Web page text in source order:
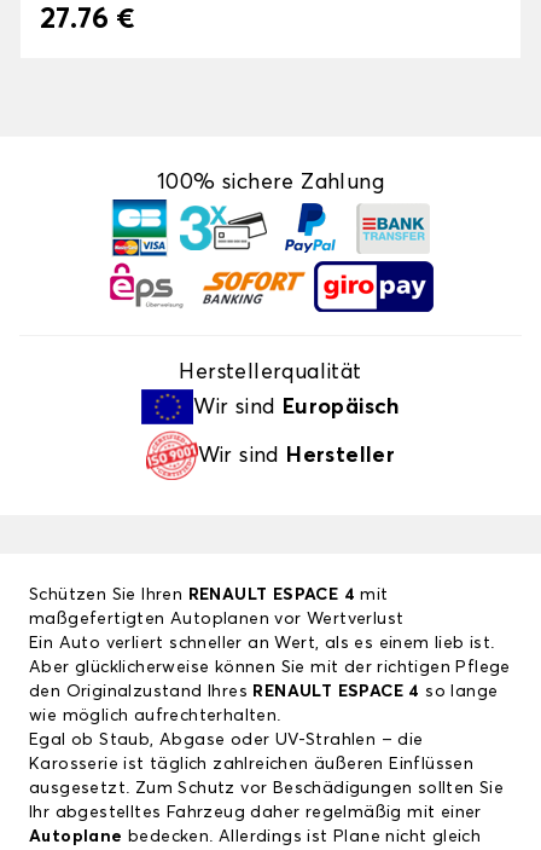
27.76 €
100% sichere Zahlung
Herstellerqualität
Wir sind
Europäisch
Wir sind Hersteller
Schützen Sie Ihren RENAULT ESPACE 4mit
maßgefertigten Autoplanen vor Wertverlust
Ein Auto verliert schneller an Wert, als es einem lieb ist.
Aber glücklicherweise können Sie mit der richtigen Pflege
den Originalzustand Ihres RENAULT ESPACE 4 so lange
wie möglich aufrechterhalten.
Egal ob Staub, Abgase oder UV-Strahlen – die
Karosserie ist täglich zahlreichen äußeren Einflüssen
ausgesetzt. Zum Schutz vor Beschädigungen sollten Sie
Ihr abgestelltes Fahrzeug daher regelmäßig mit einer
Autoplane bedecken. Allerdings ist Plane nicht gleich